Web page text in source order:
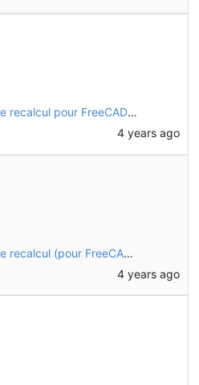
Correction de problèmes de recalcul pour FreeCAD link branch (détachement de LCS et HoleAxis pour éviter qu'ils se replacent sur les mauvais trous ou avec la mauvaise orientation)
4 years ago
Correction de problèmes de recalcul (pour FreeCAD link branch)
4 years ago